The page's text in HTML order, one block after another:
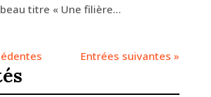
beau titre « Une filière…
Entrées suivantes »